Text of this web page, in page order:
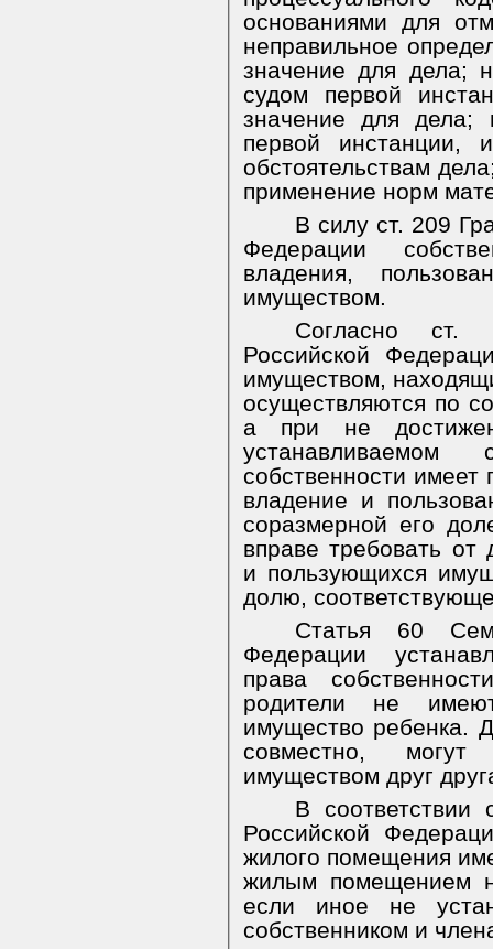
основаниями для
неправильное
значение для дела;
судом первой
значение для дела;
первой инстанции,
обстоятельствам
применение норм
В силу ст. 209
Федерации
владения,
имуществом.
Согласно ст.
Российской
имуществом,
осуществляются по
а при не
собственности имеет
владение и
соразмерной его
вправе требовать от
и пользующихся
долю,
Статья 60
Федерации
права
родители не
имущество ребенка.
совместно,
имуществом друг
В
Российской
жилого помещения
жилым помещением
если иное не
собственником и